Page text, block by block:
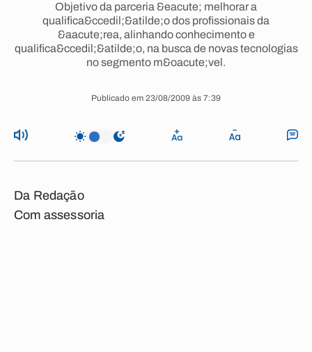
Objetivo da parceria &eacute; melhorar a
qualifica&ccedil;&atilde;o dos profissionais da
&aacute;rea, alinhando conhecimento e
qualifica&ccedil;&atilde;o, na busca de novas tecnologias
no segmento m&oacute;vel.
Publicado em 23/08/2009 às 7:39
Da Redação
Com assessoria